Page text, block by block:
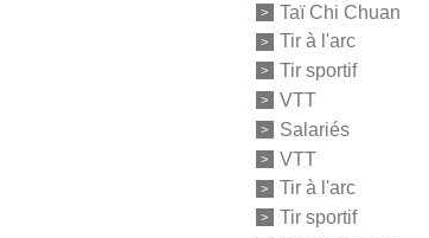
Taï Chi Chuan
Tir à l'arc
Tir sportif
VTT
Salariés
VTT
Tir à l'arc
Tir sportif